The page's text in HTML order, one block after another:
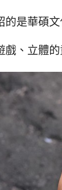
的是華碩文
戲、立體